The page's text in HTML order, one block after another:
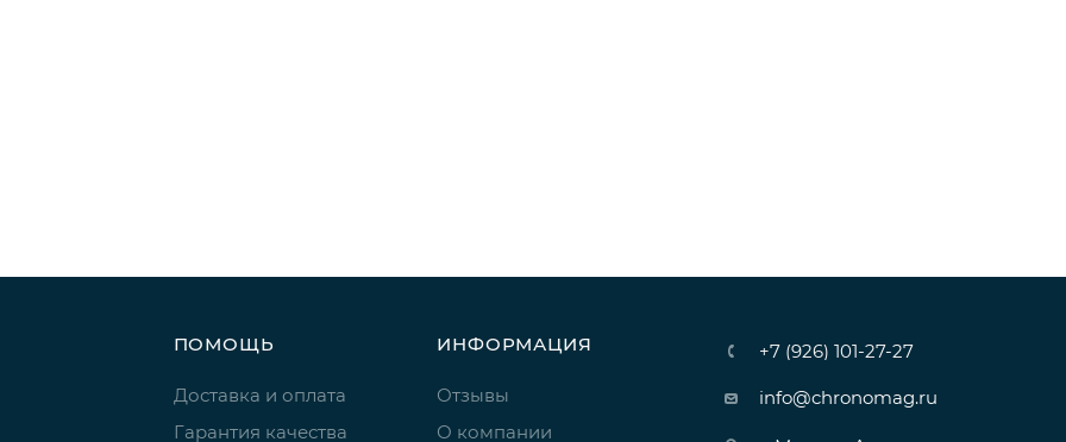
ПОМОЩЬ
Доставка и оплата
Гарантия качества
ИНФОРМАЦИЯ
Отзывы
О компании
+7 (926) 101-27-27
info@chronomag.ru